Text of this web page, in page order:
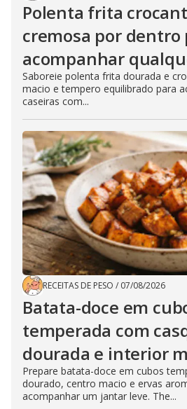
Polenta frita
cremosa por dentro
acompanhar
Saboreie polenta frita dourada e
macio e tempero equilibrado para
caseiras com...
RECEITAS DE PESO / 07/08/2026
Batata-doce em
temperada com
dourada e interior
Prepare batata-doce em cubos
dourado, centro macio e ervas
acompanhar um jantar leve. The...